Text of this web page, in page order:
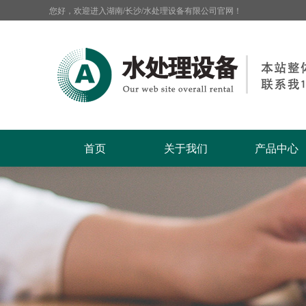
您好，欢迎进入湖南/长沙/水处理设备有限公司官网！
首页 关于我们 产品中心